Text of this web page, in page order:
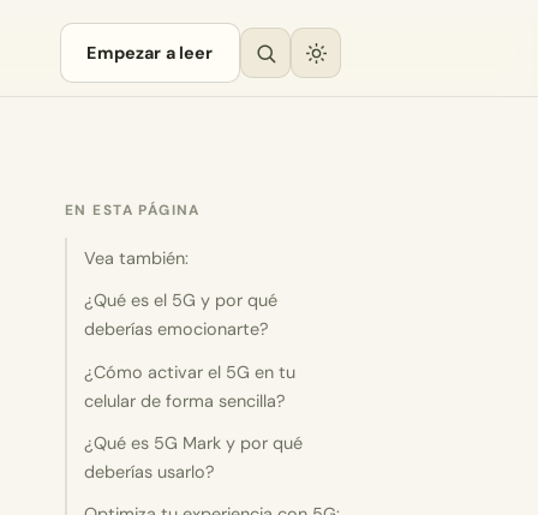
Empezar a leer
EN ESTA PÁGINA
Vea también:
¿Qué es el 5G y por qué
deberías emocionarte?
¿Cómo activar el 5G en tu
celular de forma sencilla?
¿Qué es 5G Mark y por qué
deberías usarlo?